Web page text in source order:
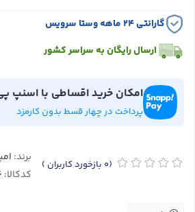
گارانتی ۲۴ ماهه وستا سرویس
ارسال رایگان به سراسر کشور
امکان خرید اقساطی با اسنپ
پرداخت در چهار قسط بدون کارمزد
(0 بازخورد کاربران ) برند:
کدکالا: